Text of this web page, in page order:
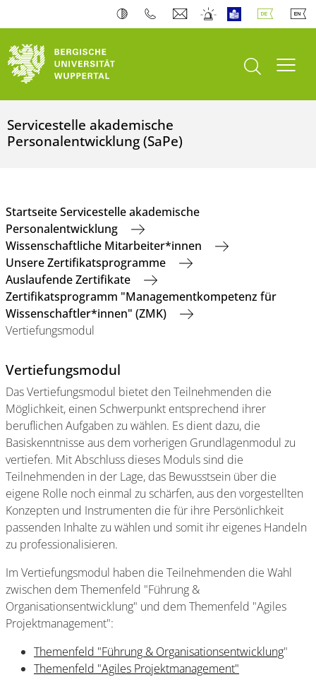
Suche öffnen
Servicestelle akademische
Personalentwicklung (SaPe)
Startseite Servicestelle akademische
Personalentwicklung
Wissenschaftliche Mitarbeiter*innen
Unsere Zertifikatsprogramme
Auslaufende Zertifikate
Zertifikatsprogramm "Managementkompetenz für
Wissenschaftler*innen" (ZMK)
Vertiefungsmodul
Vertiefungsmodul
Das Vertiefungsmodul bietet den Teilnehmenden die
Möglichkeit, einen Schwerpunkt entsprechend ihrer
beruflichen Aufgaben zu wählen. Es dient dazu, die
Basiskenntnisse aus dem vorherigen Grundlagenmodul zu
vertiefen. Mit Abschluss dieses Moduls sind die
Teilnehmenden in der Lage, das Bewusstsein über die
eigene Rolle noch einmal zu schärfen, aus den vorgestellten
Konzepten und Instrumenten die für ihre Persönlichkeit
passenden Inhalte zu wählen und somit ihr eigenes Handeln
zu professionalisieren.
Im Vertiefungsmodul haben die Teilnehmenden die Wahl
zwischen dem Themenfeld "Führung &
Organisationsentwicklung" und dem Themenfeld "Agiles
Projektmanagement":
Themenfeld "Führung & Organisationsentwicklung"
Themenfeld "Agiles Projektmanagement"